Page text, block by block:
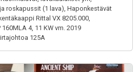
roskapussit (1 lava), Haponkestävät
Rittal VX 8205.000,
4, 11 KW vm. 2019
125A